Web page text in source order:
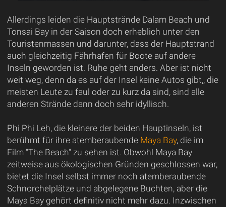
Allerdings leiden die Hauptstrände Dalam Beach und
Tonsai Bay in der Saison doch erheblich unter den
Touristenmassen und darunter, dass der Hauptstrand
auch gleichzeitig Fährhafen für Boote auf andere
Inseln geworden ist. Ruhe geht anders. Aber ist nicht
weit weg, denn da es auf der Insel keine Autos gibt,, die
meisten Leute zu faul oder zu kurz da sind, sind alle
anderen Strände dann doch sehr idyllisch.
Phi Phi Leh, die kleinere der beiden Hauptinseln, ist
berühmt für ihre atemberaubende Maya Bay, die im
Film "The Beach" zu sehen ist. Obwohl Maya Bay
zeitweise aus ökologischen Gründen geschlossen war,
bietet die Insel selbst immer noch atemberaubende
Schnorchelplätze und abgelegene Buchten, aber die
Maya Bay gehört definitiv nicht mehr dazu. Inzwischen